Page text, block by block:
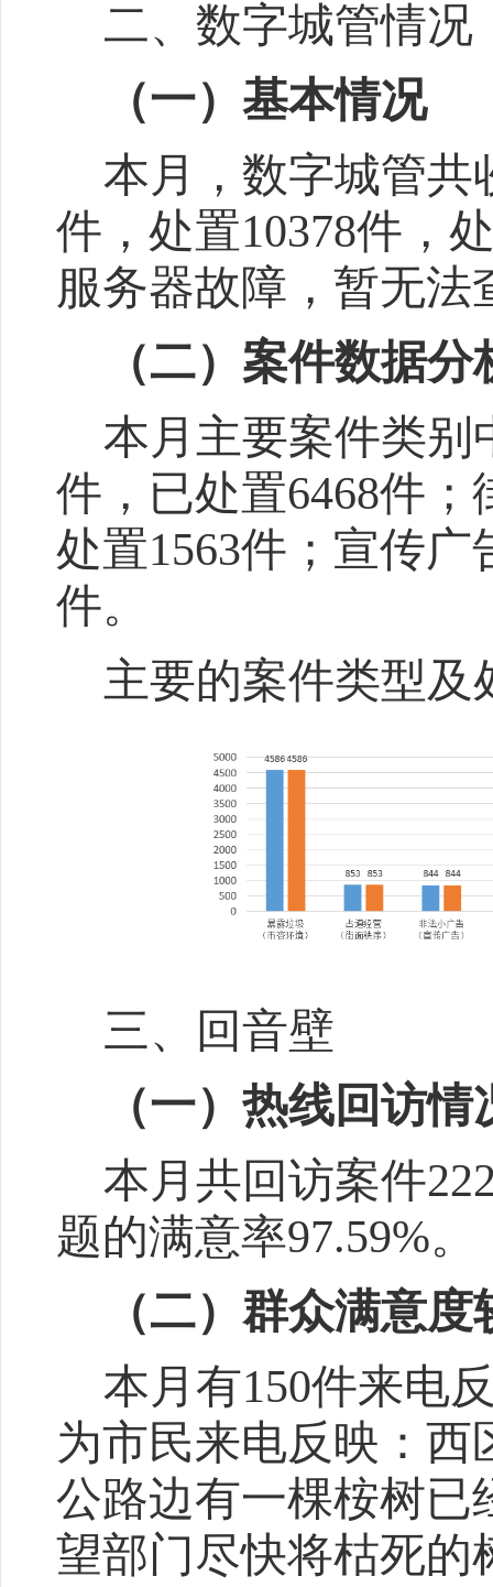
二、数字城管情况
（一）基本情况
本月
，数字城管共
件，处置10378件，
服务器故障，暂无法
（二）案件数据分
本月主要案件类别
件， 已处置6468件 ；
处置1563件；宣传广
件。
主要的案件类型及
三、回音壁
（一）热线回访情
本月共回访案件
题的满意率97.59%。
（二） 群众满意度
本月有150件来电
为市民来电反映：
公路边有一棵桉树已
望部门尽快将枯死的